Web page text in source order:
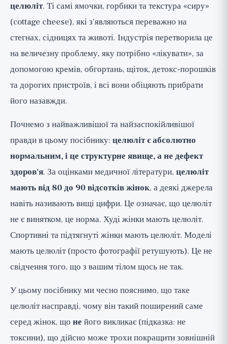
Що не викликає целюліт? Розвінчуємо
міф про токсини
Що дійсно трохи покращує зовнішній
вигляд? (🟡 Реалістичні очікування)
Креми, кофеїн та ретинол: чому ефект
малий і тимчасовий (🟡)
Клінічні процедури: помірні, дорогі та
тимчасові (🟡, тільки у дерматолога)
Розвінчуємо індустрію «лікування
целюліту» (🔴 Що не працює)
Підсумок: це нормально, і це добре
целюліт. Ті самі ямочки, горбики та текстура «сиру»
(cottage cheese), які з'являються переважно на
стегнах, сідницях та животі. Індустрія перетворила це
на величезну проблему, яку потрібно «лікувати», за
допомогою кремів, обгортань, щіток, детокс-порошків
та дорогих пристроїв, і всі вони обіцяють прибрати
його назавжди.
Почнемо з найважливішої та найзаспокійливішої
правди в цьому посібнику: целюліт є абсолютно
нормальним, і це структурне явище, а не дефект
здоров'я. За оцінками медичної літератури, целюліт
мають від 80 до 90 відсотків жінок, а деякі джерела
навіть називають вищі цифри. Це означає, що целюліт
не є винятком, це норма. Худі жінки мають целюліт.
Спортивні та підтягнуті жінки мають целюліт. Моделі
мають целюліт (просто фотографії ретушують). Це не
свідчення того, що з вашим тілом щось не так.
У цьому посібнику ми чесно пояснимо, що таке
целюліт насправді, чому він такий поширений саме
серед жінок, що не його викликає (підказка: не
токсини), що дійсно може трохи покращити зовнішній